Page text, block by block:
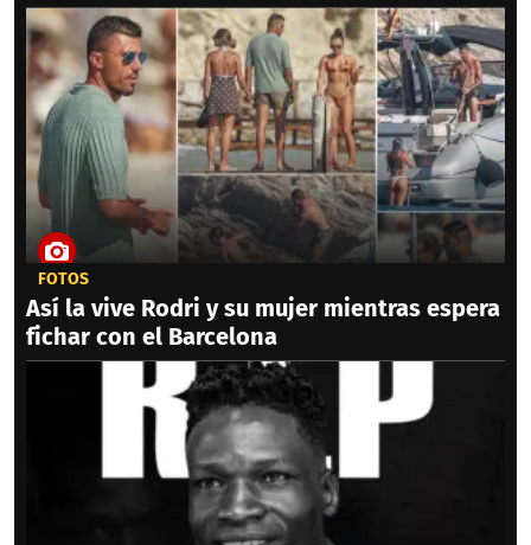
FOTOS
Así la vive Rodri y su mujer mientras espera
fichar con el Barcelona